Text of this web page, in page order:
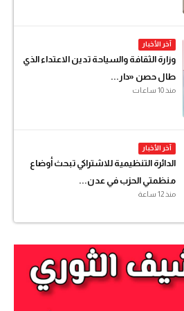
آخر الأخبار
وزارة الثقافة والسياحة تدين الاعتداء الذي
طال حصن «دار...
منذ 10 ساعات
آخر الأخبار
الدائرة التنظيمية للاشتراكي تبحث أوضاع
منظمتي الحزب في عدن...
منذ 12 ساعة